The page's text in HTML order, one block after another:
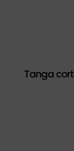
Tanga